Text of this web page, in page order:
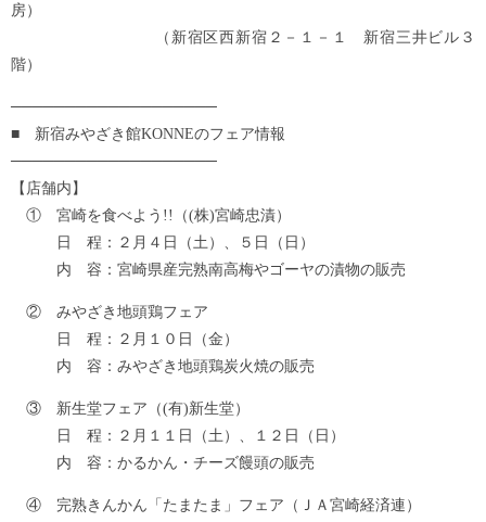
房）
（新宿区西新宿２－１－１ 新宿三井ビル３
階）
───────────────────
■ 新宿みやざき館KONNEのフェア情報
───────────────────
【店舗内】
① 宮崎を食べよう!!（(株)宮崎忠漬）
日 程：２月４日（土）、５日（日）
内 容：宮崎県産完熟南高梅やゴーヤの漬物の販売
② みやざき地頭鶏フェア
日 程：２月１０日（金）
内 容：みやざき地頭鶏炭火焼の販売
③ 新生堂フェア（(有)新生堂）
日 程：２月１１日（土）、１２日（日）
内 容：かるかん・チーズ饅頭の販売
④ 完熟きんかん「たまたま」フェア（ＪＡ宮崎経済連）